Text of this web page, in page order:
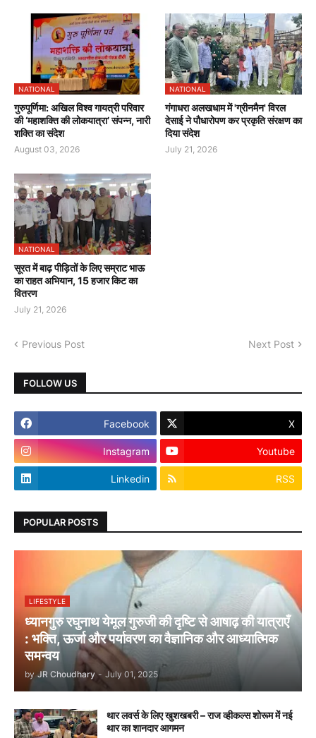
NATIONAL
गुरुपूर्णिमा: अखिल विश्व गायत्री परिवार
की ‘महाशक्ति की लोकयात्रा’ संपन्न, नारी
शक्ति का संदेश
August 03, 2026
NATIONAL
गंगाधरा अलखधाम में 'ग्रीनमैन' विरल
देसाई ने पौधारोपण कर प्रकृति संरक्षण का
दिया संदेश
July 21, 2026
NATIONAL
सूरत में बाढ़ पीड़ितों के लिए सम्राट भाऊ
का राहत अभियान, 15 हजार किट का
वितरण
July 21, 2026
Previous Post Next Post
FOLLOW US
Facebook X
Instagram Youtube
Linkedin RSS
POPULAR POSTS
LIFESTYLE
ध्यानगुरु रघुनाथ येमूल गुरुजी की दृष्टि से आषाढ़ की यात्राएँ
: भक्ति, ऊर्जा और पर्यावरण का वैज्ञानिक और आध्यात्मिक
समन्वय
by JR Choudhary - July 01, 2025
थार लवर्स के लिए खुशखबरी – राज व्हीकल्स शोरूम में नई
थार का शानदार आगमन